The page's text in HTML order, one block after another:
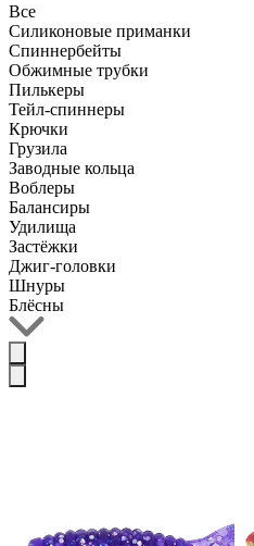
Все
Силиконовые приманки
Спиннербейты
Обжимные трубки
Пилькеры
Тейл-спиннеры
Крючки
Грузила
Заводные кольца
Воблеры
Балансиры
Удилища
Застёжки
Джиг-головки
Шнуры
Блёсны